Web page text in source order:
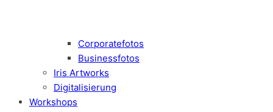
Corporatefotos
Businessfotos
Iris Artworks
Digitalisierung
Workshops